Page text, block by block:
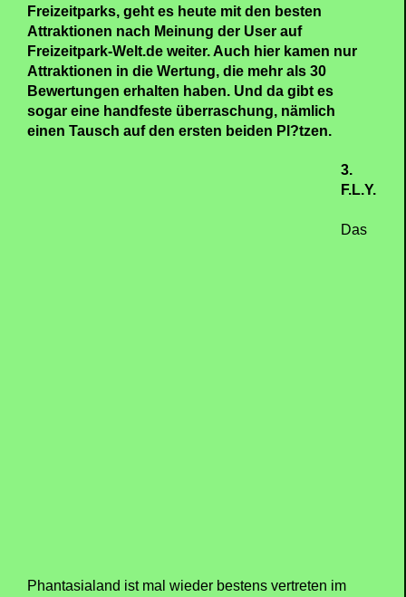
Freizeitparks, geht es heute mit den besten
Attraktionen nach Meinung der User auf
Freizeitpark-Welt.de weiter. Auch hier kamen nur
Attraktionen in die Wertung, die mehr als 30
Bewertungen erhalten haben. Und da gibt es
sogar eine handfeste überraschung, nämlich
einen Tausch auf den ersten beiden Pl?tzen.
3.
F.L.Y.
Das
Phantasialand ist mal wieder bestens vertreten im